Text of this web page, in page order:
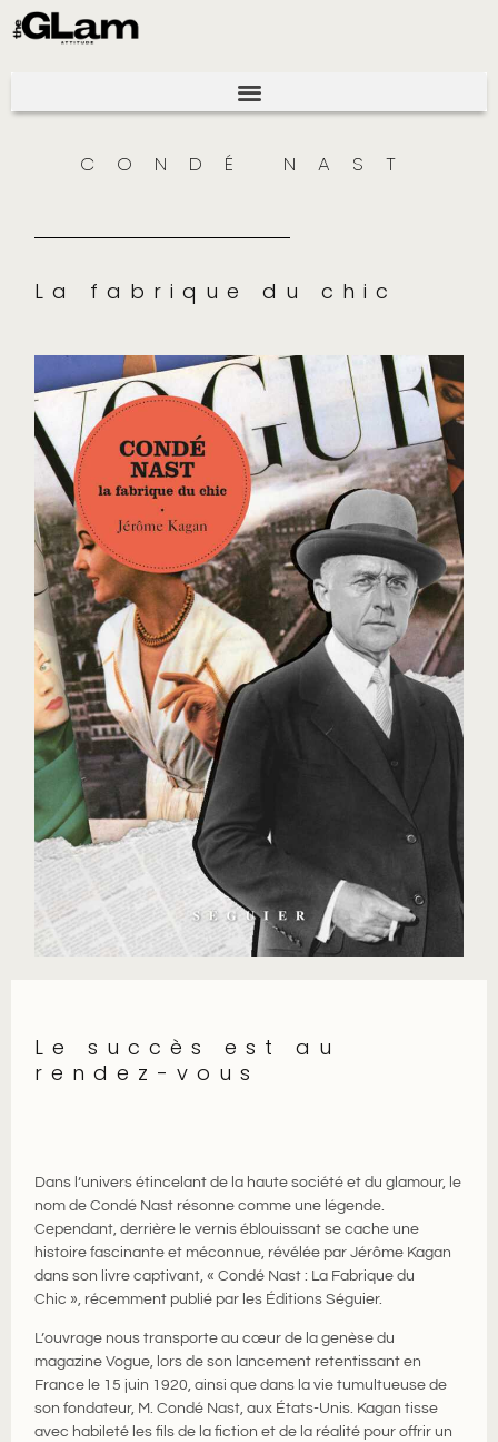
CONDÉ NAST
La fabrique du chic
Le succès est au
rendez-vous
Dans l’univers étincelant de la haute société et du glamour, le
nom de Condé Nast résonne comme une légende.
Cependant, derrière le vernis éblouissant se cache une
histoire fascinante et méconnue, révélée par Jérôme Kagan
dans son livre captivant, « Condé Nast : La Fabrique du
Chic », récemment publié par les Éditions Séguier.
L’ouvrage nous transporte au cœur de la genèse du
magazine Vogue, lors de son lancement retentissant en
France le 15 juin 1920, ainsi que dans la vie tumultueuse de
son fondateur, M. Condé Nast, aux États-Unis. Kagan tisse
avec habileté les fils de la fiction et de la réalité pour offrir un